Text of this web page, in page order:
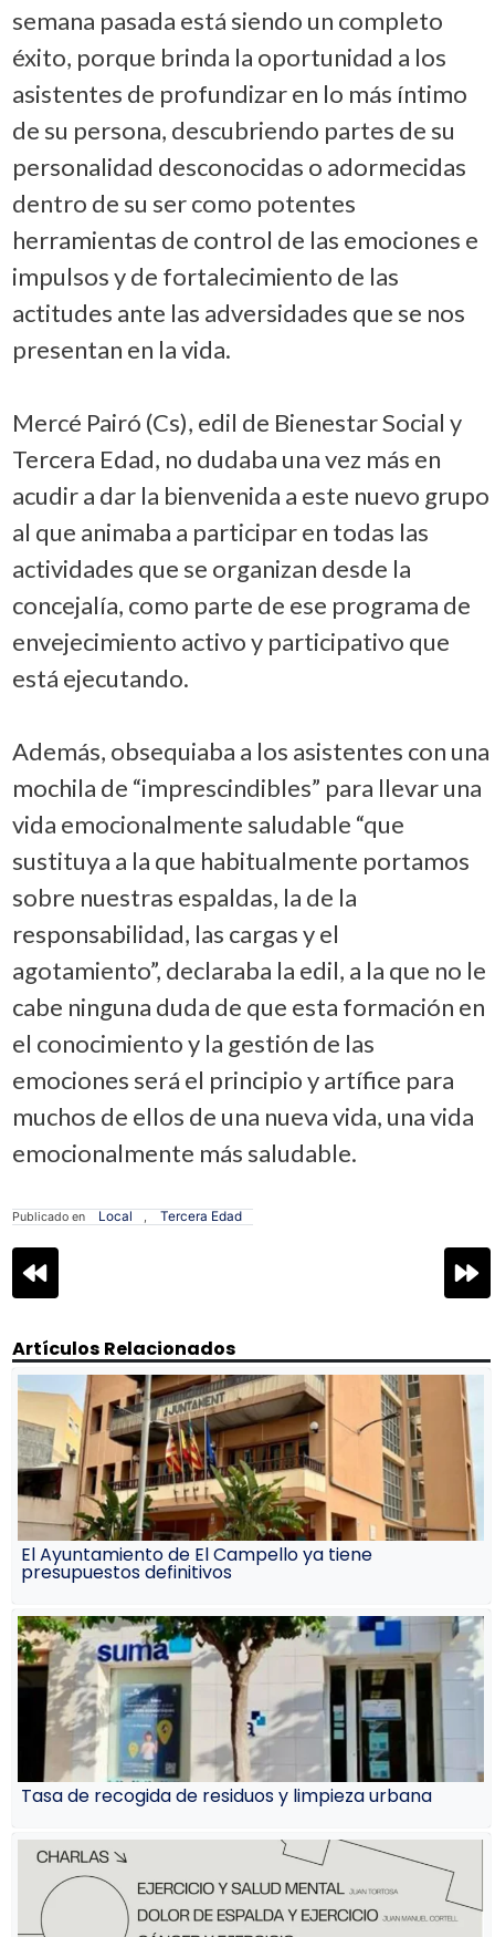
semana pasada está siendo un completo
éxito, porque brinda la oportunidad a los
asistentes de profundizar en lo más íntimo
de su persona, descubriendo partes de su
personalidad desconocidas o adormecidas
dentro de su ser como potentes
herramientas de control de las emociones e
impulsos y de fortalecimiento de las
actitudes ante las adversidades que se nos
presentan en la vida.
Mercé Pairó (Cs), edil de Bienestar Social y
Tercera Edad, no dudaba una vez más en
acudir a dar la bienvenida a este nuevo grupo
al que animaba a participar en todas las
actividades que se organizan desde la
concejalía, como parte de ese programa de
envejecimiento activo y participativo que
está ejecutando.
Además, obsequiaba a los asistentes con una
mochila de “imprescindibles” para llevar una
vida emocionalmente saludable “que
sustituya a la que habitualmente portamos
sobre nuestras espaldas, la de la
responsabilidad, las cargas y el
agotamiento”, declaraba la edil, a la que no le
cabe ninguna duda de que esta formación en
el conocimiento y la gestión de las
emociones será el principio y artífice para
muchos de ellos de una nueva vida, una vida
emocionalmente más saludable.
Publicado en Local , Tercera Edad
Navegación
de
Artículos Relacionados
El Ayuntamiento de El Campello ya tiene
presupuestos definitivos
Tasa de recogida de residuos y limpieza urbana